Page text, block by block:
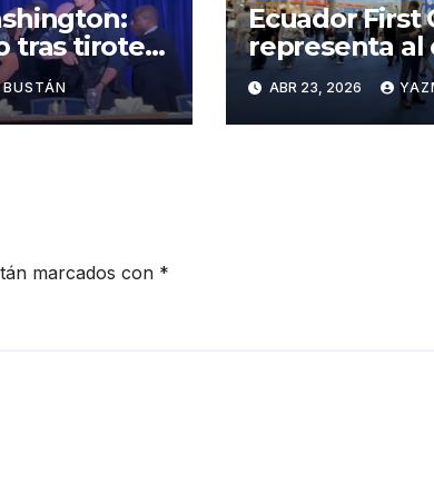
tras tiroteo
Ecuador First
representa al
ecuatoriano
feria europea
ABR 23, 2026
marcados con *